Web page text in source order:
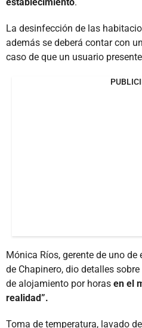
La desinfección de las
además se deberá contar con un
caso de que un usuario presente
Mónica Ríos, gerente de uno
de Chapinero, dio detalles
de alojamiento por horas en el
realidad”.
Toma de temperatura, lavado